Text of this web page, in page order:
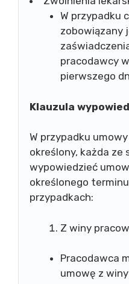
W przypadku
zobowiązany
pracodawcy
pierwszego
Klauzula
W przypadku
określony, każda ze
wypowiedzieć
określonego
przypadkach:
Z winy
Pracodawca
umowę z